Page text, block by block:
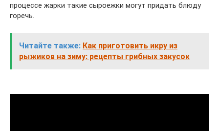
процессе жарки такие сыроежки могут придать блюду
горечь.
Читайте также: Как приготовить икру из
рыжиков на зиму: рецепты грибных закусок